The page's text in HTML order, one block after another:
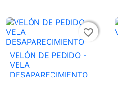

favorite_border
VELÓN DE PEDIDO -
VELA
DESAPARECIMIENTO